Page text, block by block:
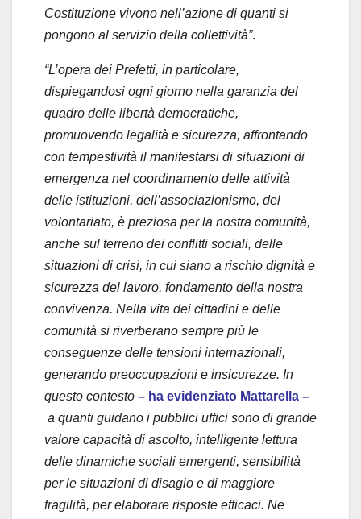
Costituzione vivono nell’azione di quanti si
pongono al servizio della collettività”.
“L’opera dei Prefetti, in particolare,
dispiegandosi ogni giorno nella garanzia del
quadro delle libertà democratiche,
promuovendo legalità e sicurezza, affrontando
con tempestività il manifestarsi di situazioni di
emergenza nel coordinamento delle attività
delle istituzioni, dell’associazionismo, del
volontariato, è preziosa per la nostra comunità,
anche sul terreno dei conflitti sociali, delle
situazioni di crisi, in cui siano a rischio dignità e
sicurezza del lavoro, fondamento della nostra
convivenza. Nella vita dei cittadini e delle
comunità si riverberano sempre più le
conseguenze delle tensioni internazionali,
generando preoccupazioni e insicurezze. In
questo contesto – ha evidenziato Mattarella –
a quanti guidano i pubblici uffici sono di grande
valore capacità di ascolto, intelligente lettura
delle dinamiche sociali emergenti, sensibilità
per le situazioni di disagio e di maggiore
fragilità, per elaborare risposte efficaci. Ne